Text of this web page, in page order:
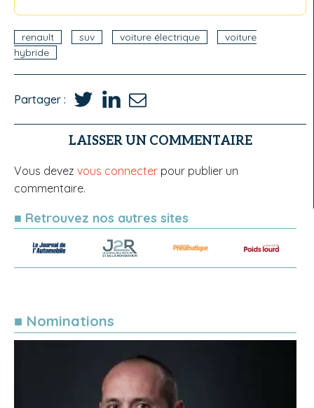
renault suv voiture électrique
voiture
hybride
Partager :
LAISSER UN COMMENTAIRE
Vous devez vous connecter pour publier un
commentaire.
■ Retrouvez nos autres sites
■ Nominations